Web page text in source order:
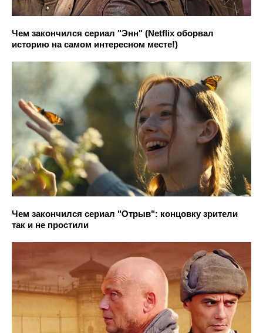
Чем закончился сериал "Энн" (Netflix оборвал
историю на самом интересном месте!)
Чем закончился сериал "Отрыв": концовку зрители
так и не простили